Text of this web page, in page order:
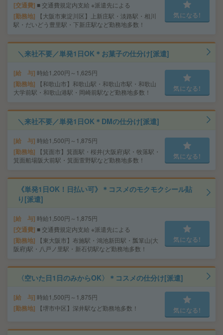
交通費 ■ 交通費規定内支給 ※派遣先による
勤務地
【大阪市東淀川区】上新庄駅・淡路駅・相川
駅・だいどう豊里駅・下新庄駅など勤務地多数！
気になる!
＼来社不要／単発1日OK＊お菓子の仕分け[派遣]
給 与 時給1,200円～1,625円
勤務地
【和歌山市】和歌山駅・和歌山市駅・和歌山
大学前駅・和歌山港駅・岡崎前駅など勤務地多数！
気になる!
＼来社不要／単発1日OK＊DMの仕分け[派遣]
給 与 時給1,500円～1,875円
勤務地
【箕面市】箕面駅・桜井(大阪府)駅・牧落駅・
箕面船場阪大前駅・箕面萱野駅など勤務地多数！
気になる!
《単発1日OK！日払い可》＊コスメのモクモクシール貼
り[派遣]
給 与 時給1,500円～1,875円
交通費 ■ 交通費規定内支給 ※派遣先による
勤務地
【東大阪市】布施駅・鴻池新田駅・瓢箪山(大
阪府)駅・八戸ノ里駅・新石切駅など勤務地多数！
気になる!
〈空いた日1日のみからOK〉＊コスメの仕分け[派遣]
給 与 時給1,500円～1,875円
勤務地 【堺市中区】深井駅など勤務地多数！ 気になる!